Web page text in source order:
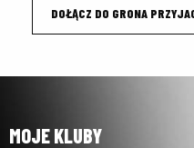
DOŁĄCZ DO GRONA
MOJE KLUBY